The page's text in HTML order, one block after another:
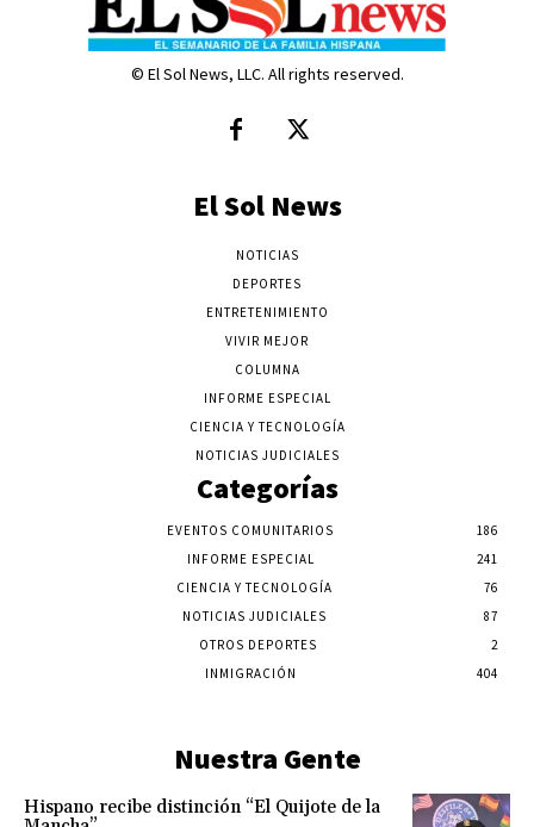
© El Sol News, LLC. All rights reserved.
El Sol News
NOTICIAS
DEPORTES
ENTRETENIMIENTO
VIVIR MEJOR
COLUMNA
INFORME ESPECIAL
CIENCIA Y TECNOLOGÍA
NOTICIAS JUDICIALES
Categorías
EVENTOS COMUNITARIOS
186
INFORME ESPECIAL
241
CIENCIA Y TECNOLOGÍA
76
NOTICIAS JUDICIALES
87
OTROS DEPORTES
2
INMIGRACIÓN
404
Nuestra Gente
Hispano recibe distinción “El Quijote de la